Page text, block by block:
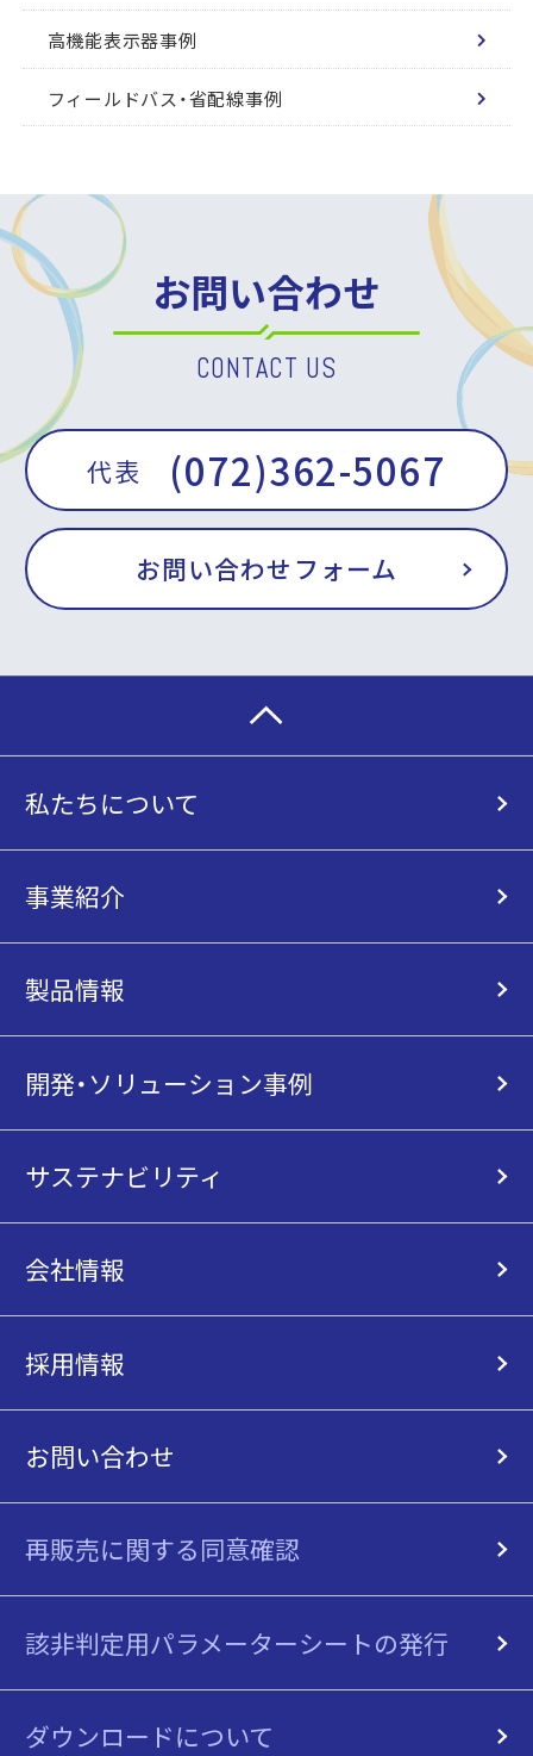
高機能表示器事例
フィールドバス・省配線事例
お問い合わせ
CONTACT US
代表 (072)362-5067
お問い合わせフォーム
私たちについて
事業紹介
製品情報
開発・ソリューション事例
サステナビリティ
会社情報
採用情報
お問い合わせ
再販売に関する同意確認
該非判定用パラメーターシートの発行
ダウンロードについて